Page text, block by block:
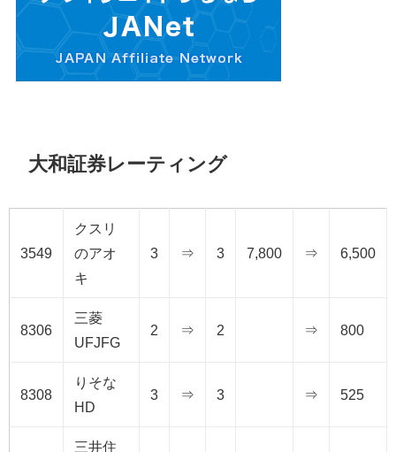
大和証券レーティング
3549
クスリ
のアオ
キ
3 ⇒ 3 7,800 ⇒ 6,500
8306
三菱
UFJFG
2 ⇒ 2 ⇒ 800
8308
りそな
HD
3 ⇒ 3 ⇒ 525
三井住